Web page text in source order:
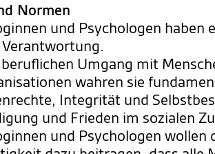
Normen
und Psychologen haben
Umgang mit
wahren sie
Integrität und
und Frieden im sozialen
und Psychologen wollen